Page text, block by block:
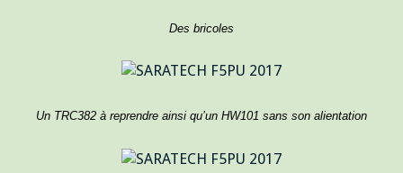
Des bricoles
Un TRC382 à reprendre ainsi qu’un HW101 sans son alientation